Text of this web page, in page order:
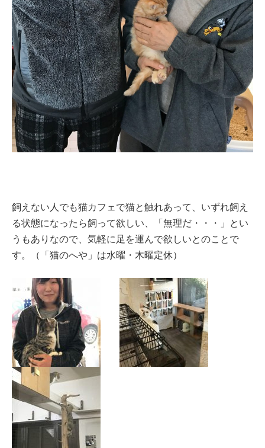
飼えない人でも猫カフェで猫と触れあって、いずれ飼え
る状態になったら飼って欲しい、「無理だ・・・」とい
うもありなので、気軽に足を運んで欲しいとのことで
す。（「猫のへや」は水曜・木曜定休）